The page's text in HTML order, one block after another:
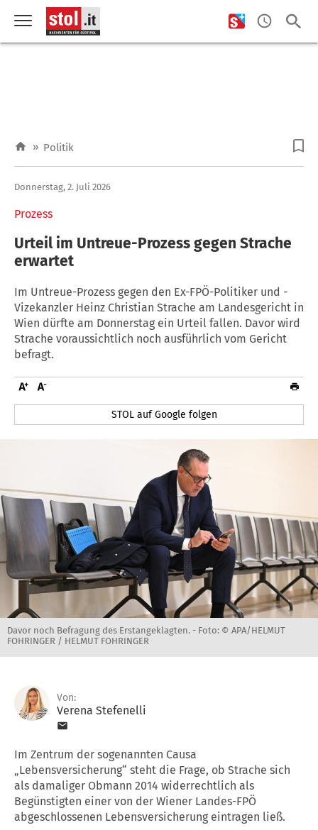
» Politik
Prozess
Donnerstag, 2. Juli 2026
Urteil im Untreue-Prozess gegen Strache
erwartet
Im Untreue-Prozess gegen den Ex-FPÖ-Politiker und -
Vizekanzler Heinz Christian Strache am Landesgericht in
Wien dürfte am Donnerstag ein Urteil fallen. Davor wird
Strache voraussichtlich noch ausführlich vom Gericht
befragt.
STOL auf Google folgen
Davor noch Befragung des Erstangeklagten. - Foto: © APA/HELMUT
FOHRINGER / HELMUT FOHRINGER
Von:
Verena Stefenelli
Im Zentrum der sogenannten Causa
„Lebensversicherung“ steht die Frage, ob Strache sich
als damaliger Obmann 2014 widerrechtlich als
Begünstigten einer von der Wiener Landes-FPÖ
abgeschlossenen Lebensversicherung eintragen ließ.